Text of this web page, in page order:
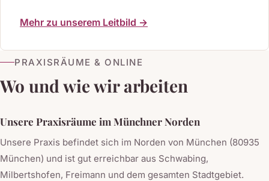
Mehr zu unserem Leitbild →
PRAXISRÄUME & ONLINE
Wo und wie wir arbeiten
Unsere Praxisräume im Münchner Norden
Unsere Praxis befindet sich im Norden von München (80935
München) und ist gut erreichbar aus Schwabing,
Milbertshofen, Freimann und dem gesamten Stadtgebiet.